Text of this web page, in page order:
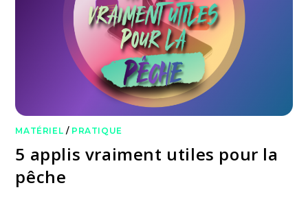
MATÉRIEL / PRATIQUE
5 applis vraiment utiles pour la
pêche